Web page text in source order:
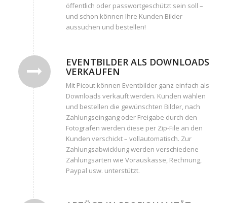
öffentlich oder passwortgeschützt sein soll –
und schon können Ihre Kunden Bilder
aussuchen und bestellen!
EVENTBILDER ALS DOWNLOADS
VERKAUFEN
Mit Picout können Eventbilder ganz einfach als
Downloads verkauft werden. Kunden wählen
und bestellen die gewünschten Bilder, nach
Zahlungseingang oder Freigabe durch den
Fotografen werden diese per Zip-File an den
Kunden verschickt – vollautomatisch. Zur
Zahlungsabwicklung werden verschiedene
Zahlungsarten wie Vorauskasse, Rechnung,
Paypal usw. unterstützt.